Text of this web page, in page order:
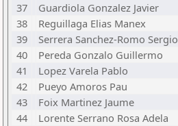
37
Guardiola Gonzalez Javier
38
Reguillaga Elias Manex
39
Serrera Sanchez-Romo Sergio
40
Pereda Gonzalo Guillermo
41
Lopez Varela Pablo
42
Pueyo Amoros Pau
43
Foix Martinez Jaume
44
Lorente Serrano Rosa Adela